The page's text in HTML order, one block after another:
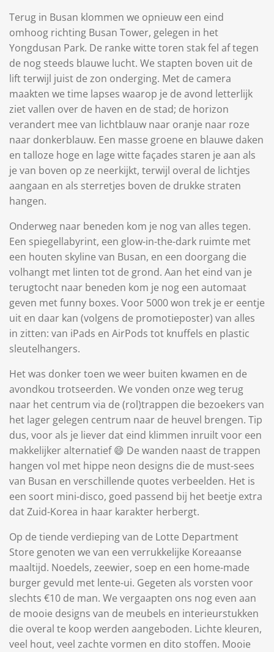
Terug in Busan klommen we opnieuw een eind
omhoog richting Busan Tower, gelegen in het
Yongdusan Park. De ranke witte toren stak fel af tegen
de nog steeds blauwe lucht. We stapten boven uit de
lift terwijl juist de zon onderging. Met de camera
maakten we time lapses waarop je de avond letterlijk
ziet vallen over de haven en de stad; de horizon
verandert mee van lichtblauw naar oranje naar roze
naar donkerblauw. Een masse groene en blauwe daken
en talloze hoge en lage witte façades staren je aan als
je van boven op ze neerkijkt, terwijl overal de lichtjes
aangaan en als sterretjes boven de drukke straten
hangen.
Onderweg naar beneden kom je nog van alles tegen.
Een spiegellabyrint, een glow-in-the-dark ruimte met
een houten skyline van Busan, en een doorgang die
volhangt met linten tot de grond. Aan het eind van je
terugtocht naar beneden kom je nog een automaat
geven met funny boxes. Voor 5000 won trek je er eentje
uit en daar kan (volgens de promotieposter) van alles
in zitten: van iPads en AirPods tot knuffels en plastic
sleutelhangers.
Het was donker toen we weer buiten kwamen en de
avondkou trotseerden. We vonden onze weg terug
naar het centrum via de (rol)trappen die bezoekers van
het lager gelegen centrum naar de heuvel brengen. Tip
dus, voor als je liever dat eind klimmen inruilt voor een
makkelijker alternatief 😄 De wanden naast de trappen
hangen vol met hippe neon designs die de must-sees
van Busan en verschillende quotes verbeelden. Het is
een soort mini-disco, goed passend bij het beetje extra
dat Zuid-Korea in haar karakter herbergt.
Op de tiende verdieping van de Lotte Department
Store genoten we van een verrukkelijke Koreaanse
maaltijd. Noedels, zeewier, soep en een home-made
burger gevuld met lente-ui. Gegeten als vorsten voor
slechts €10 de man. We vergaapten ons nog even aan
de mooie designs van de meubels en interieurstukken
die overal te koop werden aangeboden. Lichte kleuren,
veel hout, veel zachte vormen en dito stoffen. Mooie